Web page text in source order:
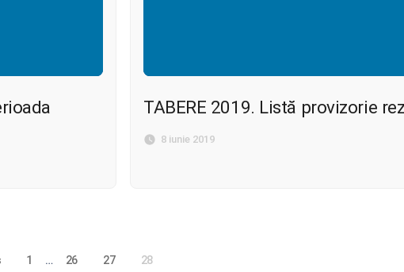
TABERE 2019. Listă provizorie
8 iunie 2019
1 … 26 27 28